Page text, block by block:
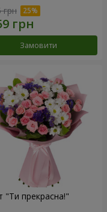
грн
Замовити
"Ти прекрасна!"